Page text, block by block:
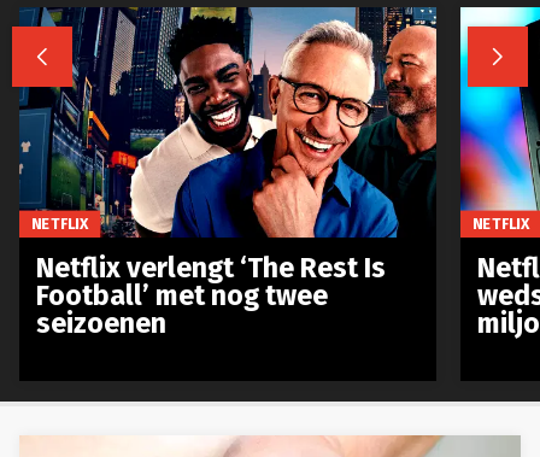
 
NETFLIX
Netflix verlengt ‘The Rest Is
Football’ met nog twee
seizoenen
NETFLIX